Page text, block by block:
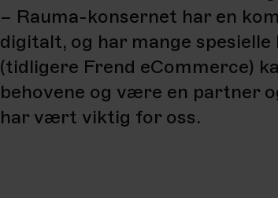
– Rauma-konsernet har en
digitalt, og har mange spesielle
(tidligere Frend eCommerce)
behovene og være en partner
har vært viktig for oss.